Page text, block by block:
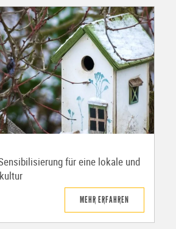
für eine lokale und
MEHR ERFAHREN